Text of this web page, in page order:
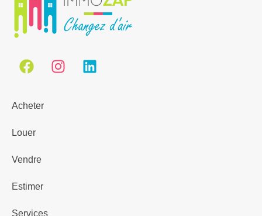
Acheter
Louer
Vendre
Estimer
Services